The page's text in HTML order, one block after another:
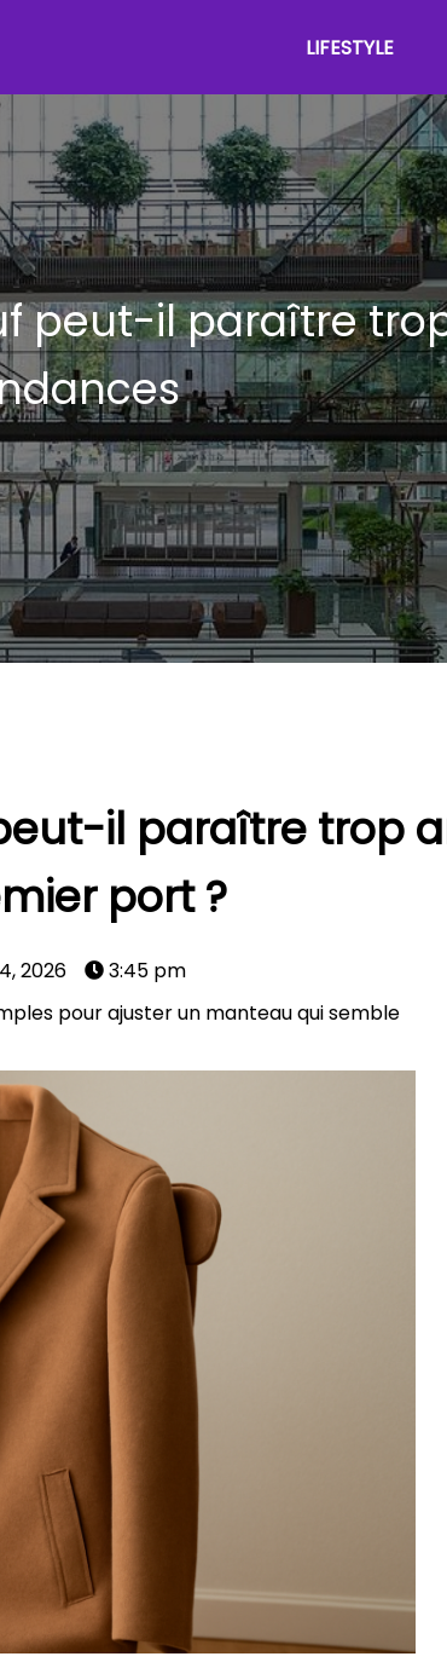
LIFESTYLE
peut-il paraître
il paraître trop
port ?
2026
3:45 pm
pour ajuster un manteau qui semble